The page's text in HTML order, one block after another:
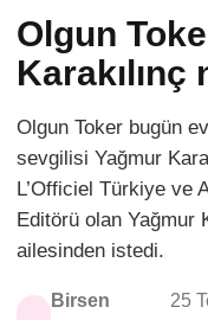
Olgun
Karakılınç
Olgun Toker bugün
sevgilisi Yağmur
L’Officiel Türkiye ve
Editörü olan Yağmur
ailesinden istedi.
Birsen
25